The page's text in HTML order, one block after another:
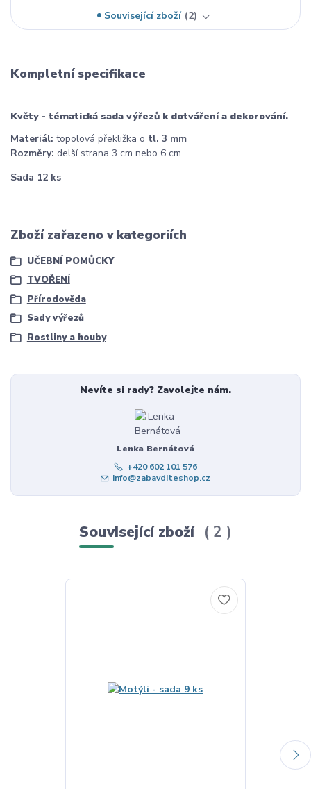
Související zboží 2
Kompletní specifikace
Květy - tématická sada výřezů k dotváření a dekorování.
Materiál: topolová překližka o tl. 3 mm
Rozměry: delší strana 3 cm nebo 6 cm
Sada 12 ks
Zboží zařazeno v kategoriích
UČEBNÍ POMŮCKY
TVOŘENÍ
Přírodověda
Sady výřezů
Rostliny a houby
Nevíte si rady? Zavolejte nám.
Lenka Bernátová
+420 602 101 576
info@zabavditeshop.cz
Související zboží 2